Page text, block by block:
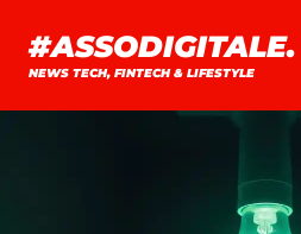
contenuto
#ASSODIGITALE.
NEWS TECH, FINTECH & LIFESTYLE